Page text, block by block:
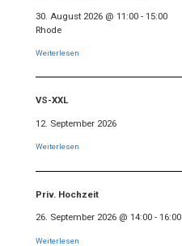
30. August 2026 @ 11:00 - 15:00
Rhode
Weiterlesen
VS-XXL
12. September 2026
Weiterlesen
Priv. Hochzeit
26. September 2026 @ 14:00 - 16:00
Weiterlesen